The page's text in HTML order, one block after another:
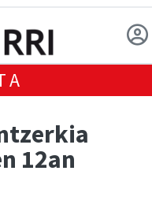
12an